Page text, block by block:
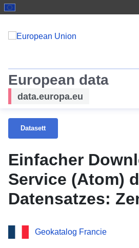
European data
data.europa.eu
Datasett
Einfacher
Service (Atom)
Datensatzes:
PPRN im Basse
Geokatalog Francie